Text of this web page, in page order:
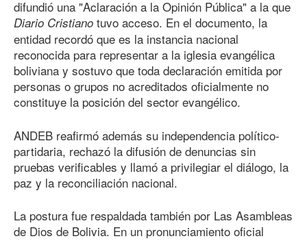
difundió una "Aclaración a la Opinión Pública" a la que
Diario Cristiano tuvo acceso. En el documento, la
entidad recordó que es la instancia nacional
reconocida para representar a la iglesia evangélica
boliviana y sostuvo que toda declaración emitida por
personas o grupos no acreditados oficialmente no
constituye la posición del sector evangélico.
ANDEB reafirmó además su independencia político-
partidaria, rechazó la difusión de denuncias sin
pruebas verificables y llamó a privilegiar el diálogo, la
paz y la reconciliación nacional.
La postura fue respaldada también por Las Asambleas
de Dios de Bolivia. En un pronunciamiento oficial